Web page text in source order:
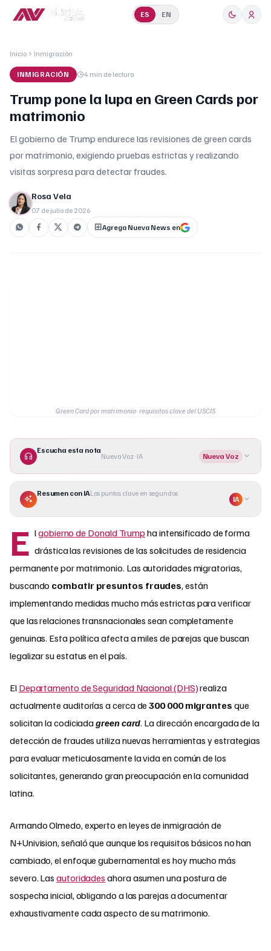
ES EN
Inicio Inmigración
INMIGRACIÓN 4 min de lectura
Trump pone la lupa en Green Cards por
matrimonio
El gobierno de Trump endurece las revisiones de green cards
por matrimonio, exigiendo pruebas estrictas y realizando
visitas sorpresa para detectar fraudes.
Rosa Vela
07 de julio de 2026
Agrega Nueva News en
Green Card por matrimonio: requisitos clave del USCIS
Escucha esta nota
Nueva Voz · IA Nueva Voz
Resumen con IALos puntos clave en segundos
IA
E lgobierno de Donald Trump ha intensificado de forma
drástica las revisiones de las solicitudes de residencia
permanente por matrimonio. Las autoridades migratorias,
buscando combatir presuntos fraudes, están
implementando medidas mucho más estrictas para verificar
que las relaciones transnacionales sean completamente
genuinas. Esta política afecta a miles de parejas que buscan
legalizar su estatus en el país.
El Departamento de Seguridad Nacional (DHS)realiza
actualmente auditorías a cerca de300 000 migrantes que
solicitan la codiciadagreen card. La dirección encargada de la
detección de fraudes utiliza nuevas herramientas y estrategias
para evaluar meticulosamente la vida en común de los
solicitantes, generando gran preocupación en la comunidad
latina.
Armando Olmedo, experto en leyes de inmigración de
N+Univision, señaló que aunque los requisitos básicos no han
cambiado, el enfoque gubernamental es hoy mucho más
severo. Lasautoridades ahora asumen una postura de
sospecha inicial, obligando a las parejas a documentar
exhaustivamente cada aspecto de su matrimonio.